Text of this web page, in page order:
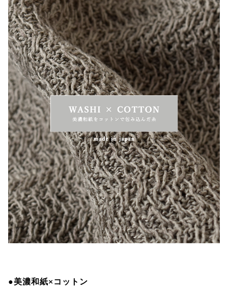
●美濃和紙×コットン